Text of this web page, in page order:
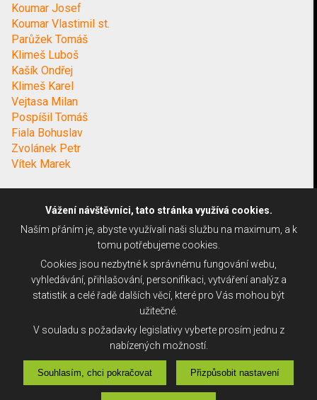
Koumar Josef
Koumar Vlastimil st.
Parůžek Tomáš
Klimeš Luboš
Kašík Ondřej
Klimeš Karel
Vejtasa Milan
Pospíšil Tomáš
Fiala Bohuslav
Zvolánek Petr
Vítek Marek
Vážení návštěvníci, tato stránka využívá cookies.
Naším přáním je, abyste využívali naši službu na maximum, a k
tomu potřebujeme cookies.
Cookies jsou nezbytné k správnému fungování webu,
vyhledávání, přihlašování, personifikaci, vytváření analýz a
statistik a celé řadě dalších věcí, které pro Vás mohou být
užitečné.
V souladu s požadavky legislativy vyberte prosím jednu z
nabízených možností.
Souhlasím, chci pokračovat Přizpůsobit nastavení